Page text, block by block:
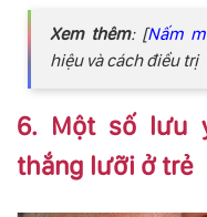
Xem thêm: [Nấm
hiệu và cách điều trị
6. Một số lưu
thắng lưỡi ở trẻ